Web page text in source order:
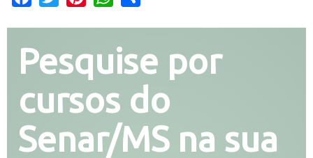
Pesquise por
cursos do
Senar/MS na sua